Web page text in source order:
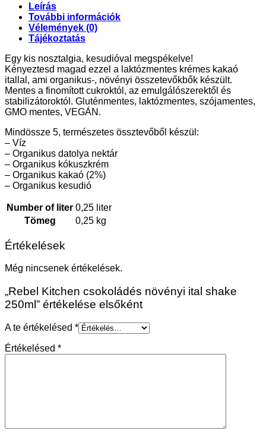
Leírás
További információk
Vélemények (0)
Tájékoztatás
Egy kis nosztalgia, kesudióval megspékelve!
Kényeztesd magad ezzel a laktózmentes krémes kakaó
itallal, ami organikus-, növényi összetevőkbők készült.
Mentes a finomított cukroktól, az emulgálószerektől és
stabilizátoroktól. Gluténmentes, laktózmentes, szójamentes,
GMO mentes, VEGÁN.
Mindössze 5, természetes össztevőből készül:
– Víz
– Organikus datolya nektár
– Organikus kókuszkrém
– Organikus kakaó (2%)
– Organikus kesudió
Number of liter 0,25 liter
Tömeg
0,25 kg
Értékelések
Még nincsenek értékelések.
„Rebel Kitchen csokoládés növényi ital shake
250ml” értékelése elsőként
A te értékelésed *
Értékelésed *